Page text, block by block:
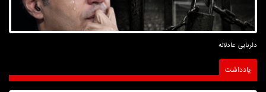
دلربایی عادلانه
یادداشت